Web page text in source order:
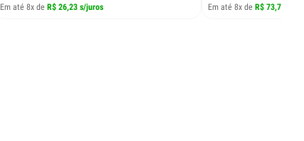
Em até 8x de R$ 26,23 s/juros Em até 8x de R$ 73,73 s/